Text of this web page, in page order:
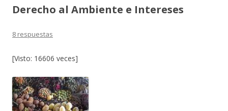
Derecho al Ambiente e Intereses
8 respuestas
[Visto: 16606 veces]